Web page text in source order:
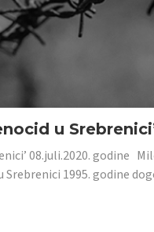
u
08.juli.2020. godine
Srebrenici 1995. godine